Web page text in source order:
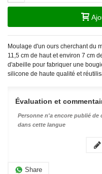
Moulage d'un ours cherchant du
11,5 cm de haut et environ 7 cm
d'abeille pour fabriquer une
silicone de haute qualité et
Évaluation et
Personne n'a encore publié de
dans cette langue
Share